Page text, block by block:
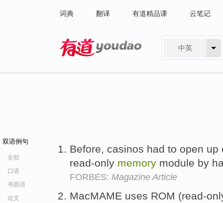
词典 翻译 有道精品课 云笔记
中英
双语例句
全部
口语
书面语
论文
Before, casinos had to open
read-only memory module by
FORBES: Magazine Article
MacMAME uses ROM (read-